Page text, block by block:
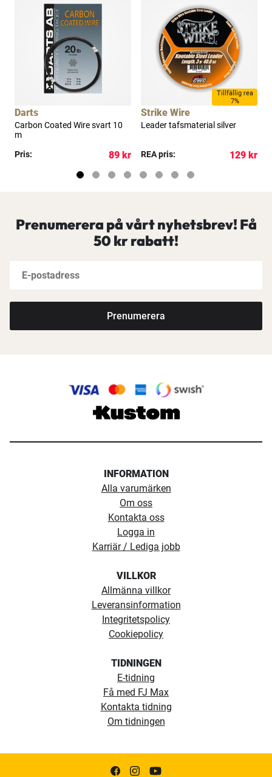
Darts
Carbon Coated Wire svart 10
m
Pris:
89 kr
Tillfällig rea
7%
Strike Wire
Leader tafsmaterial silver
REA pris: 129 kr
Prenumerera på vårt nyhetsbrev! Få
50 kr rabatt!
Prenumerera
INFORMATION
Alla varumärken
Om oss
Kontakta oss
Logga in
Karriär / Lediga jobb
VILLKOR
Allmänna villkor
Leveransinformation
Integritetspolicy
Cookiepolicy
TIDNINGEN
E-tidning
Få med FJ Max
Kontakta tidning
Om tidningen